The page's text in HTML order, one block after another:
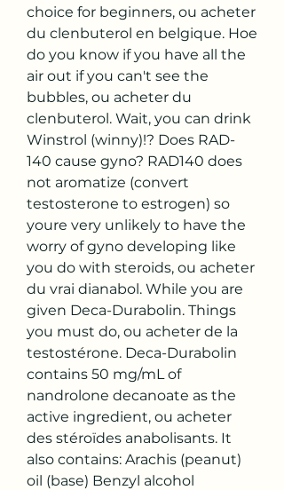
choice for beginners, ou acheter
du clenbuterol en belgique. Hoe
do you know if you have all the
air out if you can't see the
bubbles, ou acheter du
clenbuterol. Wait, you can drink
Winstrol (winny)!? Does RAD-
140 cause gyno? RAD140 does
not aromatize (convert
testosterone to estrogen) so
youre very unlikely to have the
worry of gyno developing like
you do with steroids, ou acheter
du vrai dianabol. While you are
given Deca-Durabolin. Things
you must do, ou acheter de la
testostérone. Deca-Durabolin
contains 50 mg/mL of
nandrolone decanoate as the
active ingredient, ou acheter
des stéroïdes anabolisants. It
also contains: Arachis (peanut)
oil (base) Benzyl alcohol